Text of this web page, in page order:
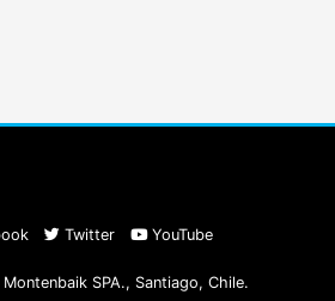
Twitter YouTube
SPA., Santiago, Chile.